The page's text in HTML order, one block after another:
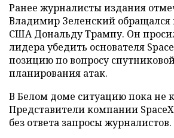
Ранее журналисты издания
Владимир Зеленский обращался
США Дональду Трампу. Он
лидера убедить основателя
позицию по вопросу
планирования атак.
В Белом доме ситуацию пока не
Представители компании
без ответа запросы журналистов.